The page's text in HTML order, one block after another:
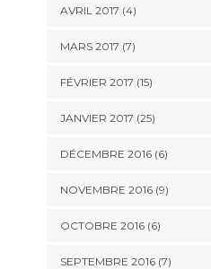
AVRIL 2017 (4)
MARS 2017 (7)
FÉVRIER 2017 (15)
JANVIER 2017 (25)
DÉCEMBRE 2016 (6)
NOVEMBRE 2016 (9)
OCTOBRE 2016 (6)
SEPTEMBRE 2016 (7)